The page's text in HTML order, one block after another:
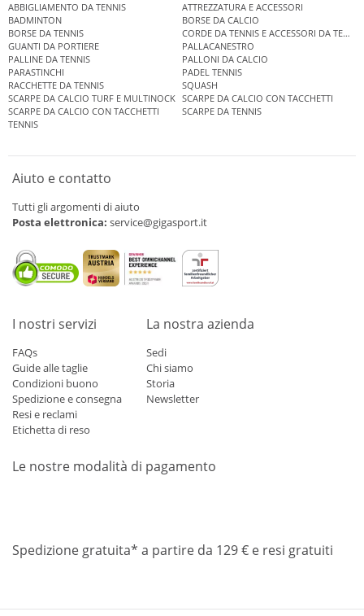
ABBIGLIAMENTO DA TENNIS
ATTREZZATURA E ACCESSORI
BADMINTON
BORSE DA CALCIO
BORSE DA TENNIS
CORDE DA TENNIS E ACCESSORI DA TENNIS
GUANTI DA PORTIERE
PALLACANESTRO
PALLINE DA TENNIS
PALLONI DA CALCIO
PARASTINCHI
PADEL TENNIS
RACCHETTE DA TENNIS
SQUASH
SCARPE DA CALCIO TURF E MULTINOCK SCARPE DA CALCIO CON TACCHETTI
SCARPE DA CALCIO CON TACCHETTI
SCARPE DA TENNIS
TENNIS
Aiuto e contatto
Tutti gli argomenti di aiuto
Posta elettronica: service@gigasport.it
I nostri servizi
FAQs
Guide alle taglie
Condizioni buono
Spedizione e consegna
Resi e reclami
Etichetta di reso
La nostra azienda
Sedi
Chi siamo
Storia
Newsletter
Le nostre modalità di pagamento
Spedizione gratuita* a partire da 129 € e resi gratuiti